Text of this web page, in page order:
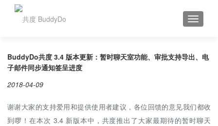
BuddyDo共度 3.4 版本更新：暂时聊天室功能、审批支持导出、电
子邮件同步通知签呈进度
2018-04-09
谢谢大家的支持爱用和提供使用者建议，各位回馈的意见我们都收
到啰！在本次 3.4 新版本中，共度推出了大家最期待的暂时聊天